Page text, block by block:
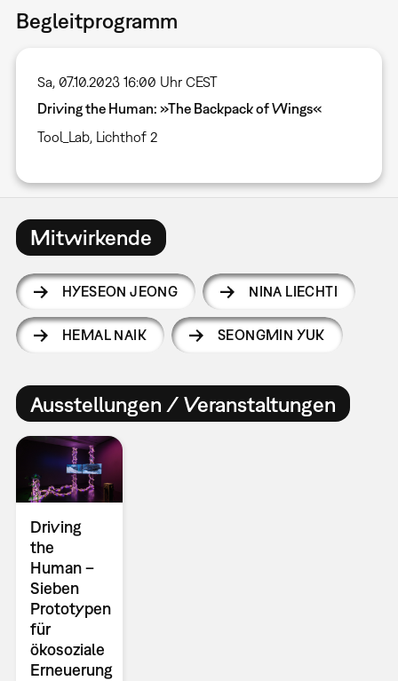
Begleitprogramm
Sa, 07.10.2023 16:00 Uhr CEST
Driving the Human: »The Backpack of Wings«
Tool_Lab, Lichthof 2
Mitwirkende
HYESEON JEONG NINA LIECHTI
HEMAL NAIK SEONGMIN YUK
Ausstellungen / Veranstaltungen
Driving
the
Human –
Sieben
Prototypen
für
ökosoziale
Erneuerung